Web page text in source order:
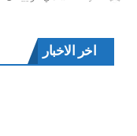
اخر الاخبار